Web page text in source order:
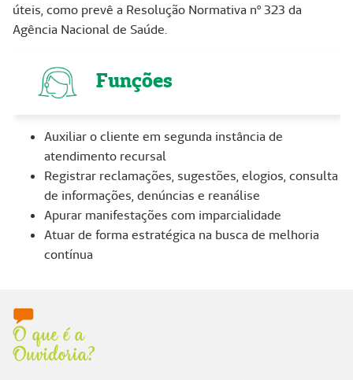
úteis, como prevê a Resolução Normativa nº 323 da
Agência Nacional de Saúde.
Funções
Auxiliar o cliente em segunda instância de
atendimento recursal
Registrar reclamações, sugestões, elogios, consulta
de informações, denúncias e reanálise
Apurar manifestações com imparcialidade
Atuar de forma estratégica na busca de melhoria
contínua